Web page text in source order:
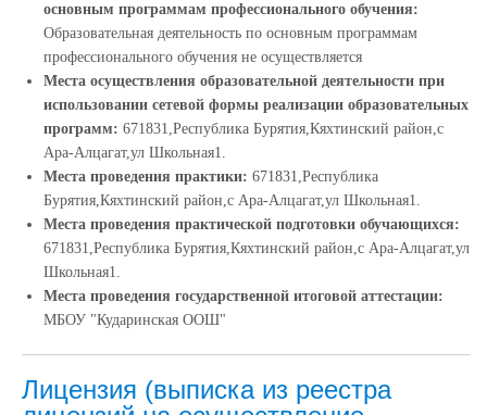
основным программам профессионального обучения:
Образовательная деятельность по основным программам
профессионального обучения не осуществляется
Места осуществления образовательной деятельности при
использовании сетевой формы реализации образовательных
программ: 671831,Республика Бурятия,Кяхтинский район,с
Ара-Алцагат,ул Школьная1.
Места проведения практики: 671831,Республика
Бурятия,Кяхтинский район,с Ара-Алцагат,ул Школьная1.
Места проведения практической подготовки обучающихся:
671831,Республика Бурятия,Кяхтинский район,с Ара-Алцагат,ул
Школьная1.
Места проведения государственной итоговой аттестации:
МБОУ "Кударинская ООШ"
Лицензия (выписка из реестра